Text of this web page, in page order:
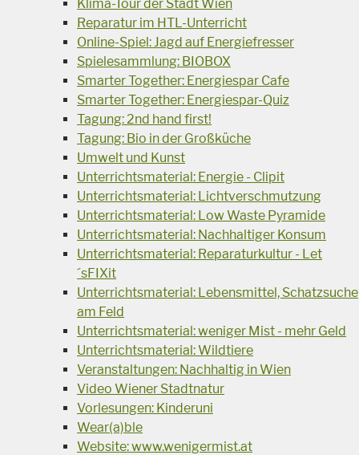
Klima-Tour der Stadt Wien
Reparatur im HTL-Unterricht
Online-Spiel: Jagd auf Energiefresser
Spielesammlung: BIOBOX
Smarter Together: Energiespar Cafe
Smarter Together: Energiespar-Quiz
Tagung: 2nd hand first!
Tagung: Bio in der Großküche
Umwelt und Kunst
Unterrichtsmaterial: Energie - Clipit
Unterrichtsmaterial: Lichtverschmutzung
Unterrichtsmaterial: Low Waste Pyramide
Unterrichtsmaterial: Nachhaltiger Konsum
Unterrichtsmaterial: Reparaturkultur - Let
´sFIXit
Unterrichtsmaterial: Lebensmittel, Schatzsuche
am Feld
Unterrichtsmaterial: weniger Mist - mehr Geld
Unterrichtsmaterial: Wildtiere
Veranstaltungen: Nachhaltig in Wien
Video Wiener Stadtnatur
Vorlesungen: Kinderuni
Wear(a)ble
Website: www.wenigermist.at